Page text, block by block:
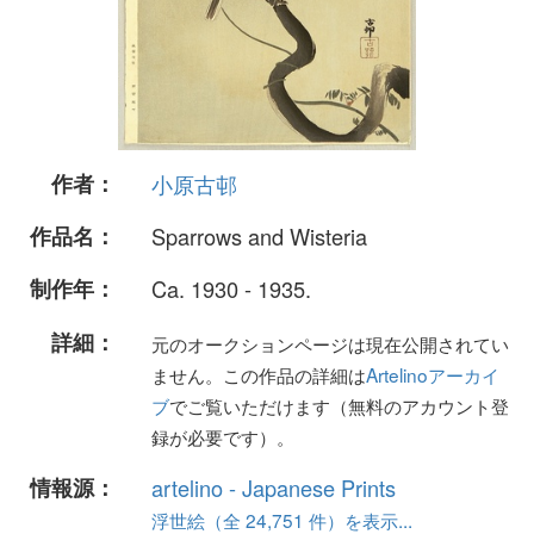
作者：
小原古邨
作品名：
Sparrows and Wisteria
制作年：
Ca. 1930 - 1935.
詳細：
元のオークションページは現在公開されてい
ません。この作品の詳細はArtelinoアーカイ
ブでご覧いただけます（無料のアカウント登
録が必要です）。
情報源： artelino - Japanese Prints
浮世絵（全 24,751 件）を表示...